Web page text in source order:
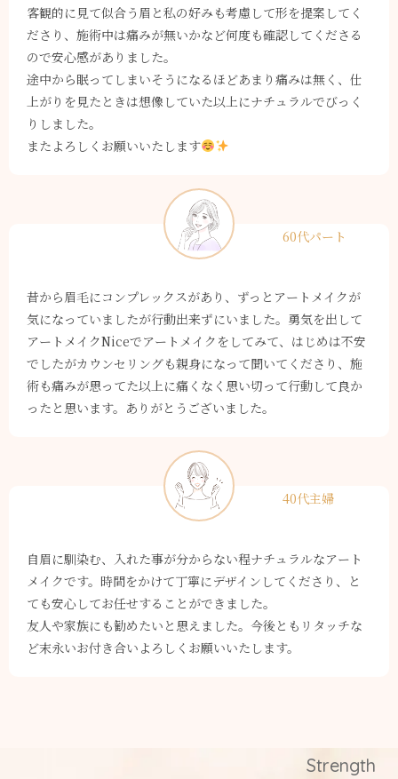
客観的に見て似合う眉と私の好みも考慮して形を提案してく
ださり、施術中は痛みが無いかなど何度も確認してくださる
ので安心感がありました。
途中から眠ってしまいそうになるほどあまり痛みは無く、仕
上がりを見たときは想像していた以上にナチュラルでびっく
りしました。
またよろしくお願いいたします
60代パート
昔から眉毛にコンプレックスがあり、ずっとアートメイクが
気になっていましたが行動出来ずにいました。勇気を出して
アートメイクNiceでアートメイクをしてみて、はじめは不安
でしたがカウンセリングも親身になって聞いてくださり、施
術も痛みが思ってた以上に痛くなく思い切って行動して良か
ったと思います。ありがとうございました。
40代主婦
自眉に馴染む、入れた事が分からない程ナチュラルなアート
メイクです。時間をかけて丁寧にデザインしてくださり、と
ても安心してお任せすることができました。
友人や家族にも勧めたいと思えました。今後ともリタッチな
ど末永いお付き合いよろしくお願いいたします。
Strength